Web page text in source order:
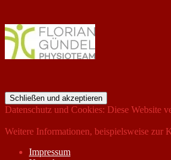
Datenschutz und Cookies: Diese Website
Weitere Informationen, beispielsweise zur
Impressum